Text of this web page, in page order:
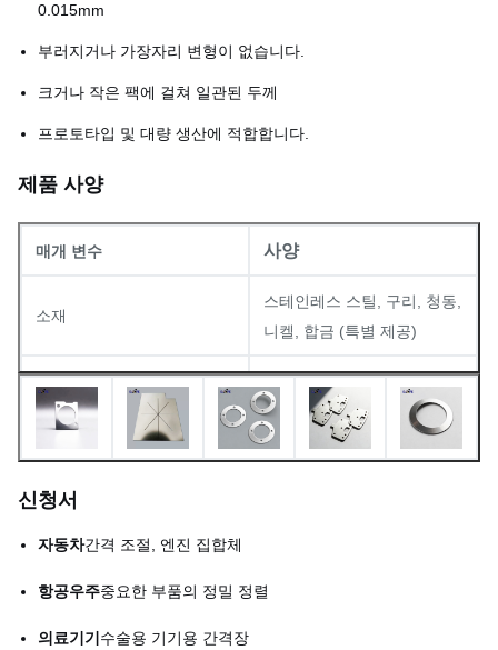
0.015mm
부러지거나 가장자리 변형이 없습니다.
크거나 작은 팩에 걸쳐 일관된 두께
프로토타입 및 대량 생산에 적합합니다.
제품 사양
매개 변수 사양
소재
스테인레스 스틸, 구리, 청동,
니켈, 합금 (특별 제공)
두께 00.02mm 1.5mm
최소 구멍 크기 00.03mm
신청서
자동차간격 조절, 엔진 집합체
항공우주중요한 부품의 정밀 정렬
의료기기수술용 기기용 간격장